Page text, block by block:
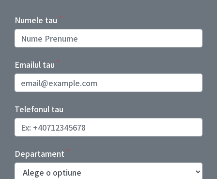
Numele tau *
Emailul tau *
Telefonul tau
Departament *